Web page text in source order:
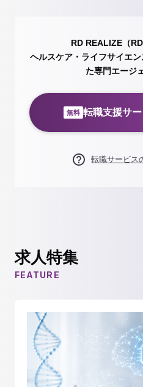
RD REALIZE（
ヘルスケア・ライフサイエ
た専門エージ
無料 転職支援サ
転職サービス
求人特集
FEATURE